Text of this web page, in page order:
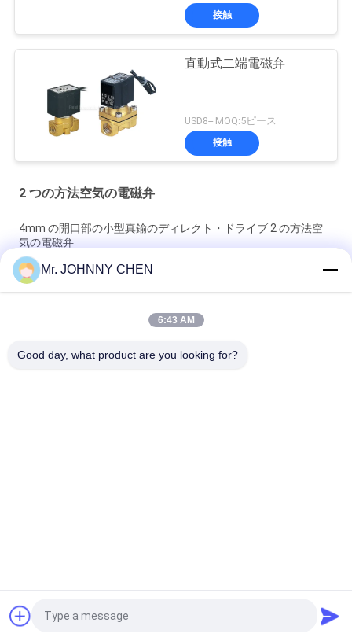
接触
直動式二端電磁弁
USD8-- MOQ:5ピース
接触
2 つの方法空気の電磁弁
4mm の開口部の小型真鍮のディレクト・ドライブ 2 の方法空
気の電磁弁
16~50mm の開口部 2/2 の Viton のシールとの真鍮の空気の電
磁弁 G1/2 " ~G2」
高温 1.5MPa 2 方法蒸気のための PTFE のシールが付いている空
Mr. JOHNNY CHEN
6:43 AM
Good day, what product are you looking for?